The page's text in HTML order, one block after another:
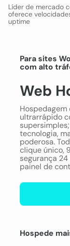
Líder de mercado
oferece
uptime
Para sites
com alto
Web
ultrarrápido
tecnologia,
poderosa.
clique único,
segurança
painel de
Hospede